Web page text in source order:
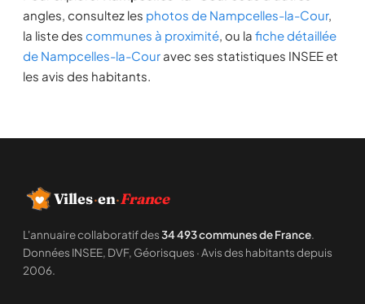
angles, consultez les photos de Nampcelles-la-Cour,
la liste des communes à proximité, ou la fiche détaillée
de Nampcelles-la-Cour avec ses statistiques INSEE et
les avis des habitants.
Villes·en·France
L'annuaire collaboratif des34 493 communes de France.
Données INSEE, DVF, Géorisques · Avis des habitants depuis
2006.